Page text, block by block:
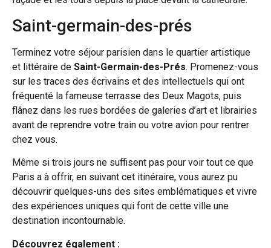
Saint-germain-des-prés
Terminez votre séjour parisien dans le quartier artistique
et littéraire de Saint-Germain-des-Prés. Promenez-vous
sur les traces des écrivains et des intellectuels qui ont
fréquenté la fameuse terrasse des Deux Magots, puis
flânez dans les rues bordées de galeries d’art et librairies
avant de reprendre votre train ou votre avion pour rentrer
chez vous.
Même si trois jours ne suffisent pas pour voir tout ce que
Paris a à offrir, en suivant cet itinéraire, vous aurez pu
découvrir quelques-uns des sites emblématiques et vivre
des expériences uniques qui font de cette ville une
destination incontournable.
Découvrez également :